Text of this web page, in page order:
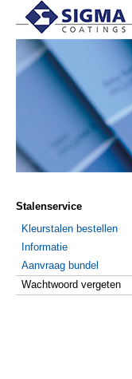
Stalenservice
Kleurstalen bestellen
Informatie
Aanvraag bundel
Wachtwoord vergeten